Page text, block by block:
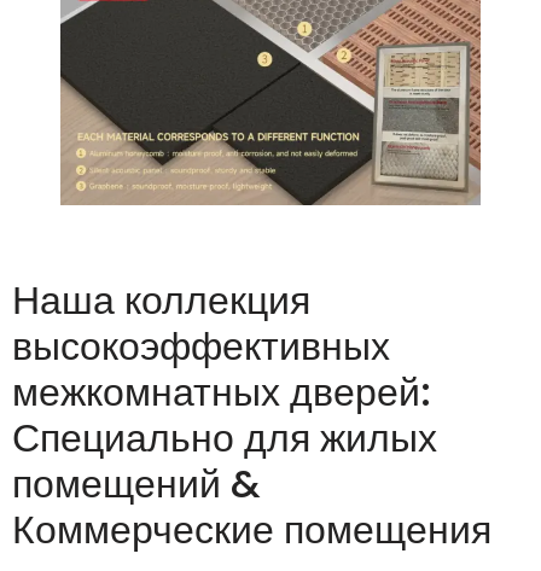
Наша коллекция
высокоэффективных
межкомнатных дверей:
Специально для жилых
помещений &
Коммерческие помещения